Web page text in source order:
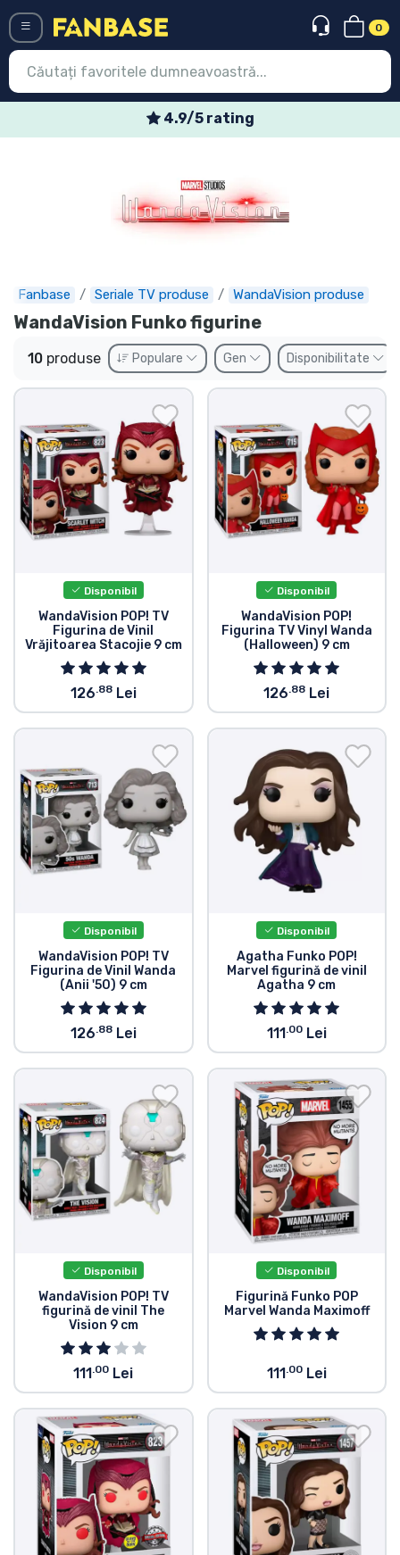
0
4.9/5 rating
Fanbase Seriale TV produse WandaVision produse
WandaVision Funko figurine
10 produse Populare Gen Disponibilitate
Disponibil
WandaVision POP! TV
Figurina de Vinil
Vrăjitoarea Stacojie 9 cm
126.88Lei
Disponibil
WandaVision POP!
Figurina TV Vinyl Wanda
(Halloween) 9 cm
126.88 Lei
Disponibil
WandaVision POP! TV
Figurina de Vinil Wanda
(Anii '50) 9 cm
126.88Lei
Disponibil
Agatha Funko POP!
Marvel figurină de vinil
Agatha 9 cm
111.00Lei
Disponibil
WandaVision POP! TV
figurină de vinil The
Vision 9 cm
111 .00 Lei
Disponibil
Figurină Funko POP
Marvel Wanda Maximoff
111.00Lei
Expres
Precomenzi
Outlet produse
Transport și plată
Sortare după serie
Sortare după filme
Sortare după Anime
Sortare după jocuri
Sortare după sport
Sortare după muzică
Tipuri de produse
Mărci